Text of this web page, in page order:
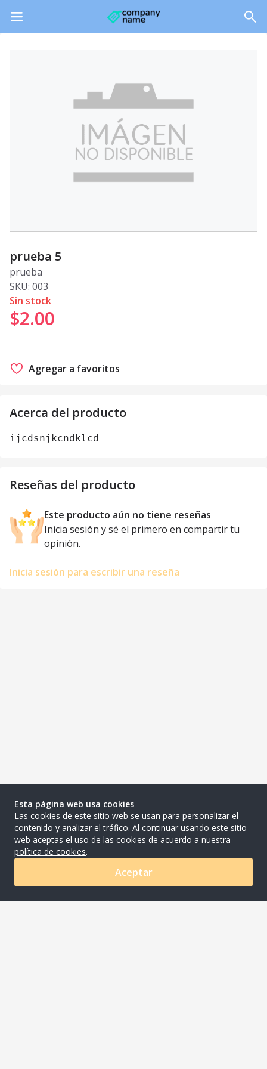
prueba 5
prueba
SKU: 003
Sin stock
$2.00
Agregar a favoritos
Acerca del producto
ijcdsnjkcndklcd
Reseñas del producto
Este producto aún no tiene reseñas
Inicia sesión y sé el primero en compartir tu
opinión.
Inicia sesión para escribir una reseña
Esta página web usa cookies
Las cookies de este sitio web se usan para personalizar el
contenido y analizar el tráfico. Al continuar usando este sitio
web aceptas el uso de las cookies de acuerdo a nuestra
política de cookies.
Aceptar